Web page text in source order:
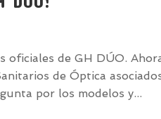
oficiales de GH DÚO.
de Óptica
por los modelos y...